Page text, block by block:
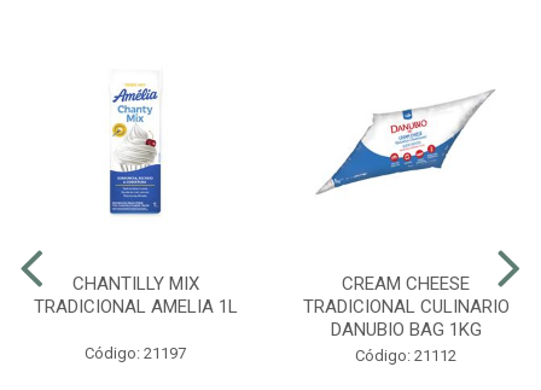
CHANTILLY MIX
TRADICIONAL AMELIA 1L
Código: 21197
CREAM CHEESE
TRADICIONAL CULINARIO
DANUBIO BAG 1KG
Código: 21112